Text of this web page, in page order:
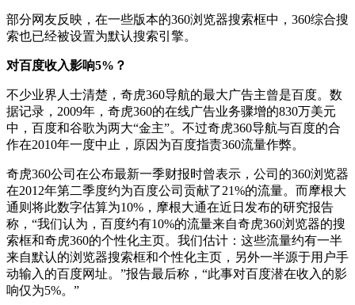
部分网友反映，在一些版本的360浏览器搜索框中，360综合搜
索也已经被设置为默认搜索引擎。
对百度收入影响5%？
不少业界人士清楚，奇虎360导航的最大广告主曾是百度。数
据记录，2009年，奇虎360的在线广告业务骤增的830万美元
中，百度和谷歌为两大“金主”。不过奇虎360导航与百度的合
作在2010年一度中止，原因为百度指责360流量作弊。
奇虎360公司在公布最新一季财报时曾表示，公司的360浏览器
在2012年第二季度约为百度公司贡献了21%的流量。而摩根大
通则将此数字估算为10%，摩根大通在近日发布的研究报告
称，“我们认为，百度约有10%的流量来自奇虎360浏览器的搜
索框和奇虎360的个性化主页。我们估计：这些流量约有一半
来自默认的浏览器搜索框和个性化主页，另外一半源于用户手
动输入的百度网址。”报告最后称，“此事对百度潜在收入的影
响仅为5%。”